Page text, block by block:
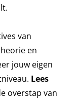
van
en
jouw eigen
Lees
overstap van